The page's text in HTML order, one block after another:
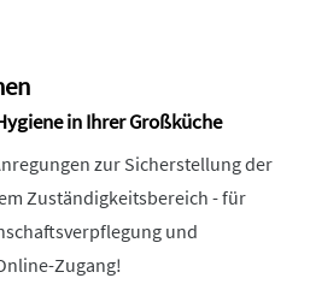
in Ihrer Großküche
zur Sicherstellung der
Zuständigkeitsbereich - für
und
Zugang!